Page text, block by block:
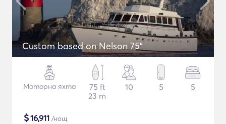
Custom based on Nelson 75"
Моторна яхта
75 ft
23 m
10 5 5
$16,911 /нощ